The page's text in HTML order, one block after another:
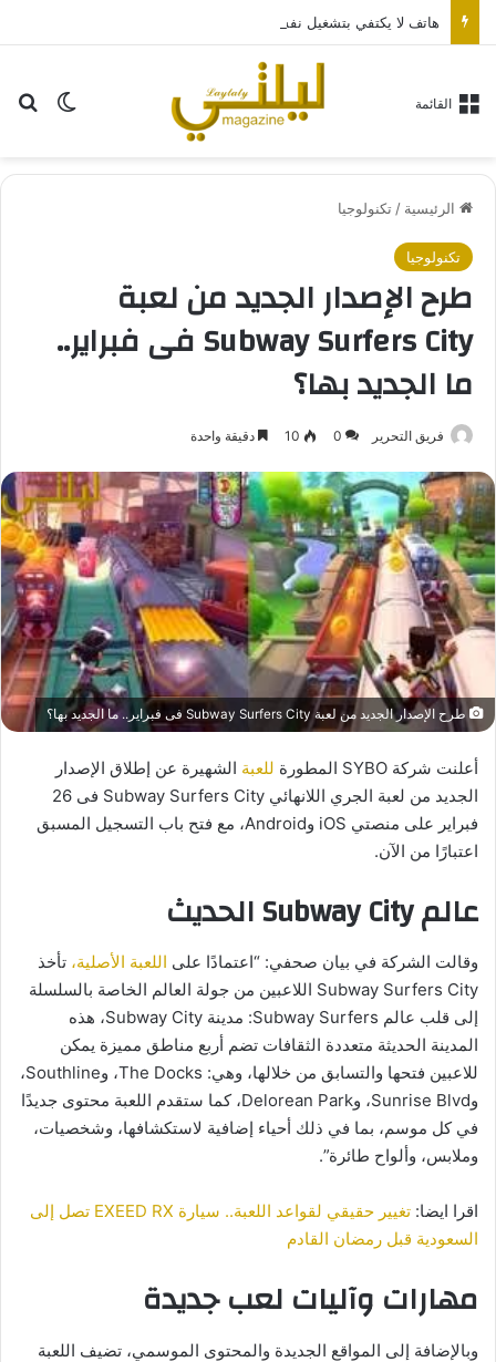
الوضع القائمة
الرئيسية /تكنولوجيا
تكنولوجيا
طرح الإصدار الجديد من لعبة
Subway Surfers City فى فبراير..
ما الجديد بها؟
فريق التحرير 0
10 دقيقة واحدة
طرح الإصدار الجديد من لعبة Subway Surfers City فى فبراير.. ما الجديد بها؟
أعلنت شركة SYBO المطورة للعبة الشهيرة عن إطلاق الإصدار
الجديد من لعبة الجري اللانهائي Subway Surfers City فى 26
فبراير على منصتي iOS وAndroid، مع فتح باب التسجيل المسبق
اعتبارًا من الآن.
عالم Subway City الحديث
وقالت الشركة في بيان صحفي: “اعتمادًا على اللعبة الأصلية، تأخذ
Subway Surfers City اللاعبين من جولة العالم الخاصة بالسلسلة
إلى قلب عالم Subway Surfers: مدينة Subway City، هذه
المدينة الحديثة متعددة الثقافات تضم أربع مناطق مميزة يمكن
للاعبين فتحها والتسابق من خلالها، وهي: The Docks، وSouthline،
وSunrise Blvd، وDelorean Park، كما ستقدم اللعبة محتوى جديدًا
في كل موسم، بما في ذلك أحياء إضافية لاستكشافها، وشخصيات،
وملابس، وألواح طائرة”.
اقرا ايضا:
تغيير حقيقي لقواعد اللعبة.. سيارة EXEED RX تصل إلى
السعودية قبل رمضان القادم
مهارات وآليات لعب جديدة
وبالإضافة إلى المواقع الجديدة والمحتوى الموسمي، تضيف اللعبة